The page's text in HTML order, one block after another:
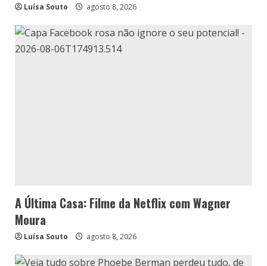
Luísa Souto agosto 8, 2026
A Última Casa: Filme da Netflix com Wagner
Moura
Luísa Souto agosto 8, 2026